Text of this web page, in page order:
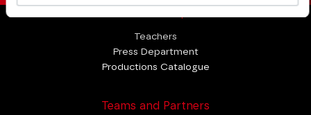
Teachers
Press Department
Productions Catalogue
Teams and Partners